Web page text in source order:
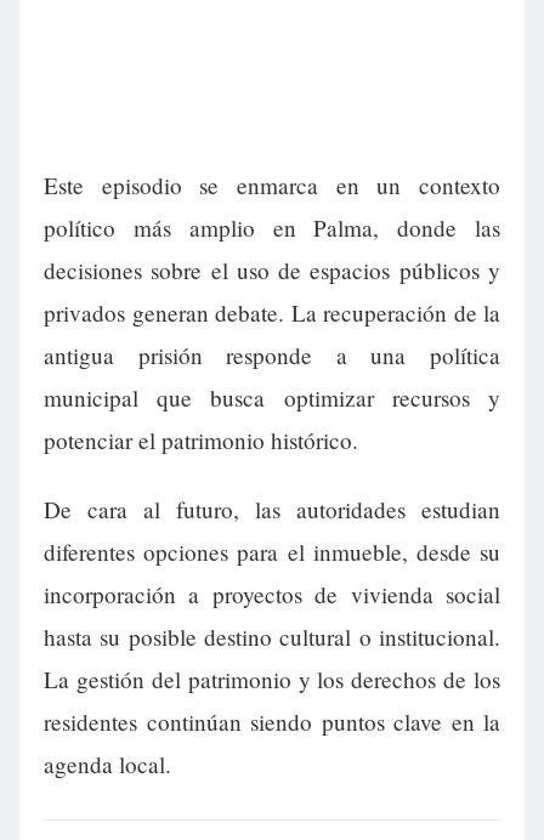
Este episodio se enmarca en un contexto
político más amplio en Palma, donde las
decisiones sobre el uso de espacios públicos y
privados generan debate. La recuperación de la
antigua prisión responde a una política
municipal que busca optimizar recursos y
potenciar el patrimonio histórico.
De cara al futuro, las autoridades estudian
diferentes opciones para el inmueble, desde su
incorporación a proyectos de vivienda social
hasta su posible destino cultural o institucional.
La gestión del patrimonio y los derechos de los
residentes continúan siendo puntos clave en la
agenda local.